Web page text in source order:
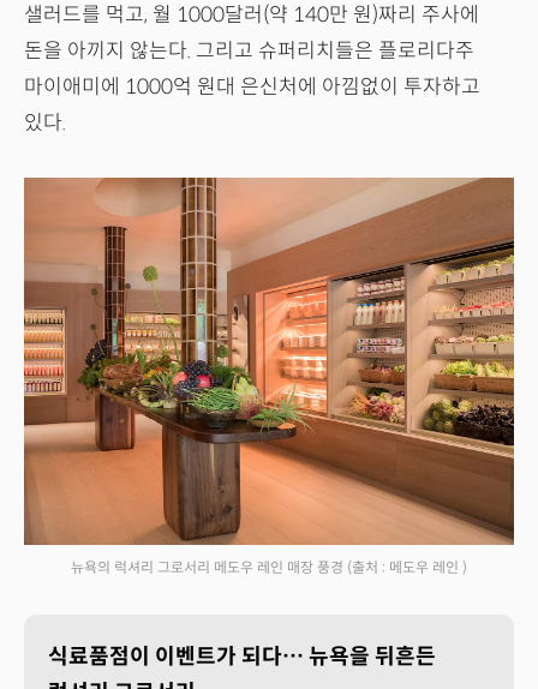
샐러드를 먹고, 월 1000달러(약 140만 원)짜리 주사에
돈을 아끼지 않는다. 그리고 슈퍼리치들은 플로리다주
마이애미에 1000억 원대 은신처에 아낌없이 투자하고
있다.
뉴욕의 럭셔리 그로서리 메도우 레인 매장 풍경 (출처 : 메도우 레인 )
식료품점이 이벤트가 되다… 뉴욕을 뒤흔든